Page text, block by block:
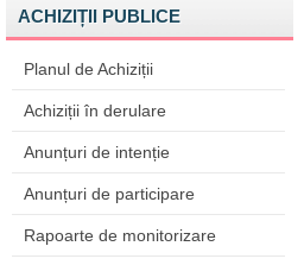
ACHIZIȚII PUBLICE
Planul de Achiziții
Achiziții în derulare
Anunțuri de intenție
Anunțuri de participare
Rapoarte de monitorizare